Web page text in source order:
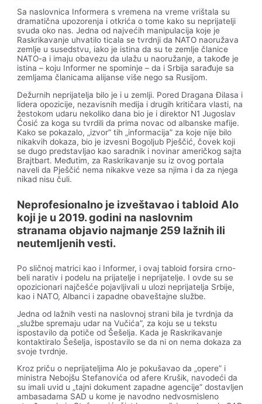
Sa naslovnica Informera s vremena na vreme vrištala su
dramatična upozorenja i otkrića o tome kako su neprijatelji
svuda oko nas. Jedna od najvećih manipulacija koje je
Raskrikavanje uhvatilo ticala se tvrdnji da NATO naoružava
zemlje u susedstvu, iako je istina da su te zemlje članice
NATO-a i imaju obavezu da ulažu u naoružanje, a takođe je
istina – koju Informer ne spominje – da i Srbija sarađuje sa
zemljama članicama alijanse više nego sa Rusijom.
Dežurnih neprijatelja bilo je i u zemlji. Pored Dragana Đilasa i
lidera opozicije, nezavisnih medija i drugih kritičara vlasti, na
žestokom udaru nekoliko dana bio je i direktor N1 Jugoslav
Ćosić za koga su tvrdili da prima novac od albanske mafije.
Kako se pokazalo, „izvor” tih „informacija” za koje nije bilo
nikakvih dokaza, bio je izvesni Bogoljub Pješčić, čovek koji
se dugo predstavljao kao saradnik i novinar američkog sajta
Brajtbart. Međutim, za Raskrikavanje su iz ovog portala
naveli da Pješčić nema nikakve veze sa njima i da za njega
nikad nisu čuli.
Neprofesionalno je izveštavao i tabloid Alo
koji je u 2019. godini na naslovnim
stranama objavio najmanje 259 lažnih ili
neutemljenih vesti.
Po sličnoj matrici kao i Informer, i ovaj tabloid forsira crno-
beli narativ i podelu na prijatelje i neprijatelje. I ovde su se
opozicionari najčešće pojavljivali u ulozi neprijatelja Srbije,
kao i NATO, Albanci i zapadne obaveštajne službe.
Jedna od lažnih vesti na naslovnoj strani bila je tvrdnja da
„službe spremaju udar na Vučića”, za koju se u tekstu
ispostavilo da potiče od Šešelja. Kada je Raskrikavanje
kontaktiralo Šešelja, ispostavilo se da ni on nema dokaza za
svoje tvrdnje.
Kroz priču o neprijateljima Alo je pokušavao da „opere” i
ministra Nebojšu Stefanovića od afere Krušik, navodeći da
su imali uvid u „tajni dokument zapadne agencije” dostavljen
ambasadama SAD u kome je navodno nedvosmisleno